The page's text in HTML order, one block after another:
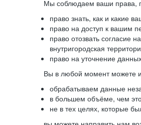
Мы соблюдаем ваши права,
право знать, как и какие
право на доступ к вашим
право отозвать согласие
внутригородская
право на уточнение
Вы в любой момент можете
обрабатываем данные
в большем объёме, чем
не в тех целях, которые